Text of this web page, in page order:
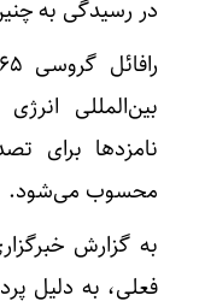
در رسیدگی به
بین‌المللی
نامزدها برای
محسوب می‌شود.
به گزارش
فعلی، به دلیل